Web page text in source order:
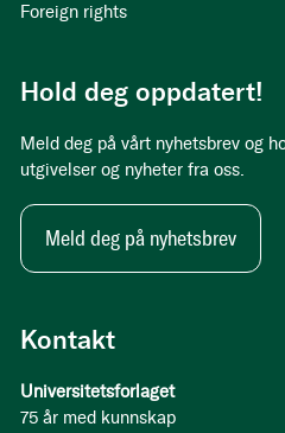
Kontakt
Universitetsforlaget
75 år med kunnskap
Foreign rights
Hold deg oppdatert!
Meld deg på vårt nyhetsbrev og
utgivelser og nyheter fra oss.
Meld deg på nyhetsbrev